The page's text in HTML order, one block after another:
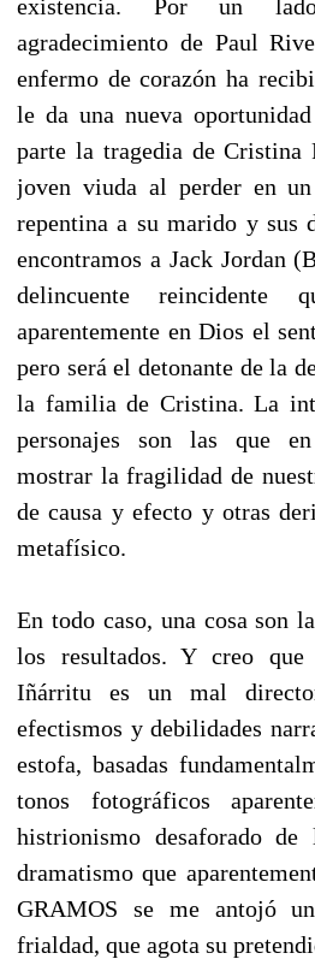
existencia. Por un
agradecimiento de Paul
enfermo de corazón ha
le da una nueva
parte la tragedia de Cristina
joven viuda al perder en
repentina a su marido y sus
encontramos a Jack Jordan
delincuente reincidente
aparentemente en Dios el
pero será el detonante de la
la familia de Cristina. La
personajes son las que
mostrar la fragilidad de
de causa y efecto y otras
metafísico.
En todo caso, una cosa son
los resultados. Y creo que
Iñárritu es un mal
efectismos y debilidades
estofa, basadas
tonos fotográficos
histrionismo desaforado de
dramatismo que
GRAMOS se me antojó
frialdad, que agota su